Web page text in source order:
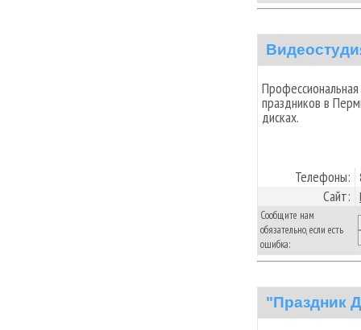
праздников в
дисках.
Телефоны:
Сайт:
Сообщите нам
обязательно, если есть
ошибка:
"Праздник